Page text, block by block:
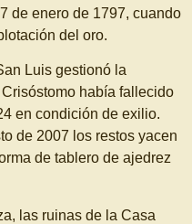
de enero de 1797, cuando
del oro.
Luis gestionó la
había fallecido
en condición de exilio.
de 2007 los restos yacen
de tablero de ajedrez
las ruinas de la Casa